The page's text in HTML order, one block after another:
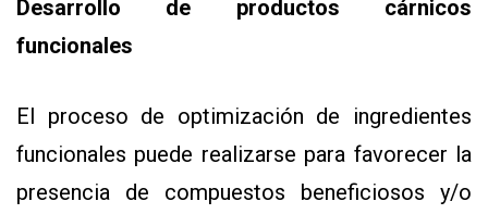
Desarrollo de productos cárnicos
funcionales
El proceso de optimización de ingredientes
funcionales puede realizarse para favorecer la
presencia de compuestos beneficiosos y/o